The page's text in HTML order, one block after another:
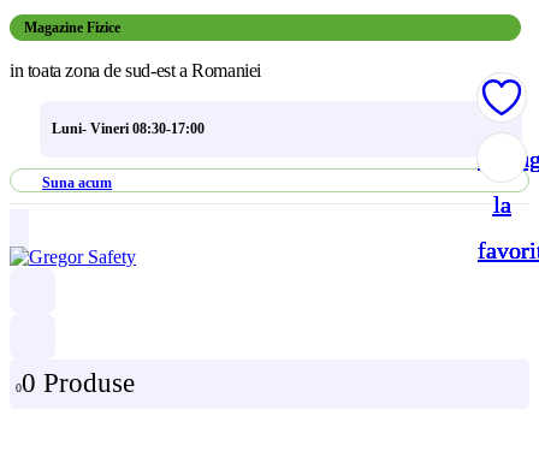
Magazine Fizice
in toata zona de sud-est a Romaniei
Luni- Vineri 08:30-17:00
Suna acum
00 Produse
la
la
la
la